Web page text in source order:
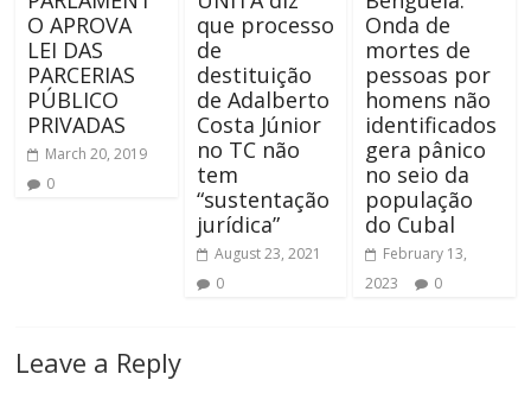
O APROVA
LEI DAS
PARCERIAS
PÚBLICO
PRIVADAS
March 20, 2019
0
que processo
de
destituição
de Adalberto
Costa Júnior
no TC não
tem
“sustentação
jurídica”
August 23, 2021
0
Onda de
mortes de
pessoas por
homens não
identificados
gera pânico
no seio da
população
do Cubal
February 13,
2023
0
Leave a Reply